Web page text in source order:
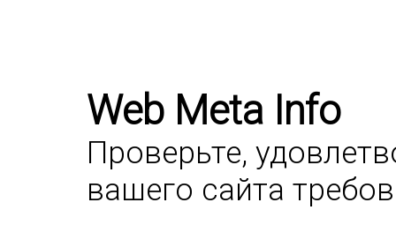
Web Meta Info
Проверьте,
вашего сайта